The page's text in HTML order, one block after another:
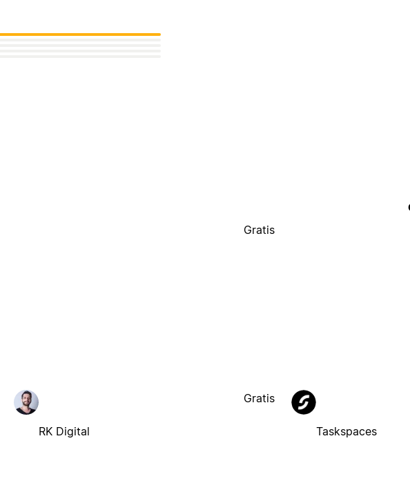
Gratis
RK Digital
Gratis
Taskspaces